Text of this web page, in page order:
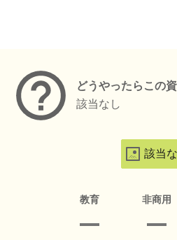
どうやったらこの
該当なし
該当
教育 非商用